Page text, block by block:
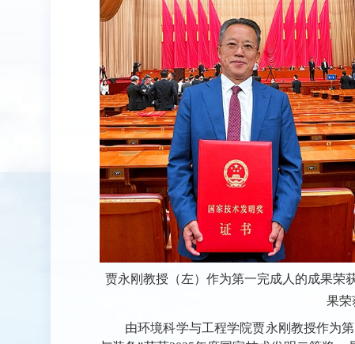
贾永刚教授（左）作为第一完成人的成果荣
果荣
由环境科学与工程学院贾永刚教授作为